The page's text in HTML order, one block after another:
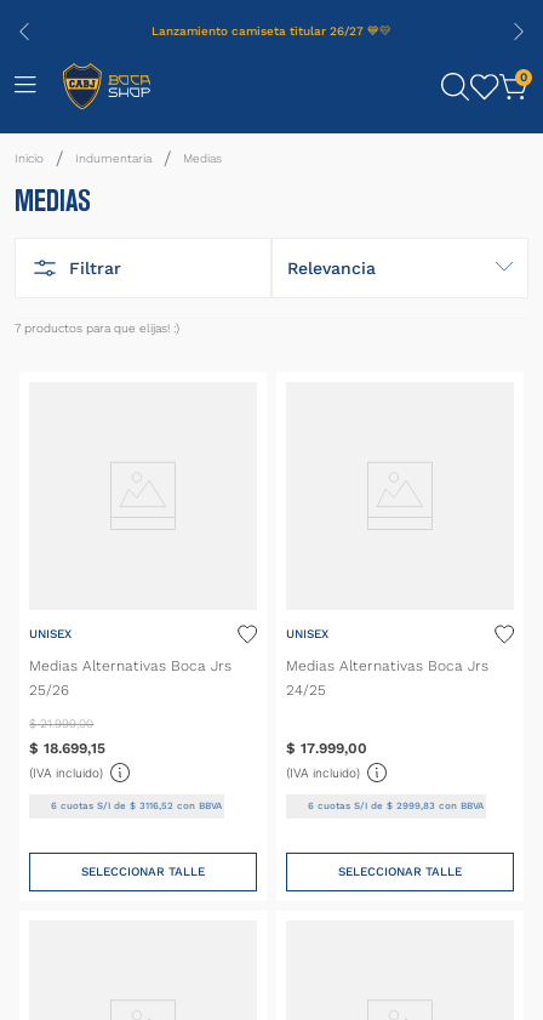
Lanzamiento camiseta titular 26/27 💙💛
0
Indumentaria Medias
MEDIAS
Filtrar Relevancia
7 productos
UNISEX
Medias Alternativas Boca Jrs
25/26
$ 21.999,00
$ 18.699,15
(IVA incluido)
6 cuotas S/I de$ 3116 ,52 con BBVA
SELECCIONAR TALLE
UNISEX
Medias Alternativas Boca Jrs
24/25
$ 17.999,00
(IVA incluido)
6cuotas S/I de $ 2999, 83con BBVA
SELECCIONAR TALLE